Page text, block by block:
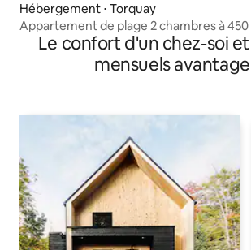
Hébergement ⋅ Torquay
Appartement de plage 2 chambres à 450
Le confort d'un chez-soi
mensuels